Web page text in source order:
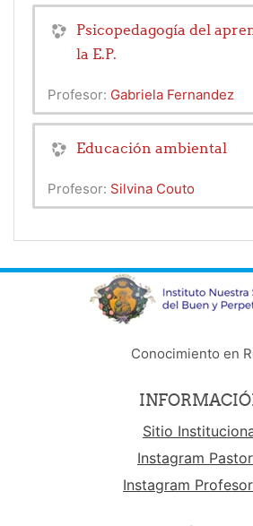
Psicopedagogía del
la E.P.
Profesor: Gabriela Fernandez
Educación ambiental
Profesor: Silvina Couto
Conocimiento en
Sitio
Instagram
Instagram